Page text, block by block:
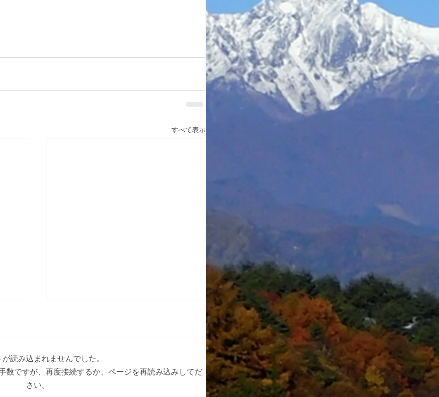
すべて表示
１学期帰省
読み込まれませんでした。
数ですが、再度接続するか、ページを再読み込みしてだ
さい。